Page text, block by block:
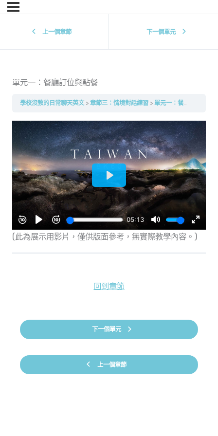
上一個章節 下一個單元
單元一：餐廳訂位與點餐
學校沒教的日常聊天英文 章節三：情境對話練習 單元一：餐廳訂位與點餐
(此為展示用影片，僅供版面參考，無實際教學內容。)
上一個章節
回到章節
下一個單元